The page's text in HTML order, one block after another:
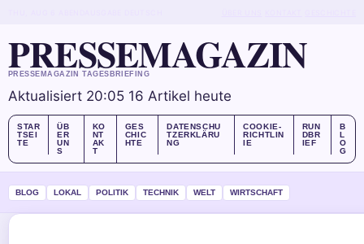
PRESSEMAGAZIN
PRESSEMAGAZIN TAGESBRIEFING
Aktualisiert 20:05 16 Artikel heute
STAR
TSEI
TE
ÜB
ER
UN
S
KO
NT
AK
T
GES
CHIC
HTE
DATENSCHU
TZERKLÄRU
NG
COOKIE-
RICHTLIN
IE
RUN
DBR
IEF
B
L
O
G
BLOG LOKAL POLITIK TECHNIK WELT WIRTSCHAFT